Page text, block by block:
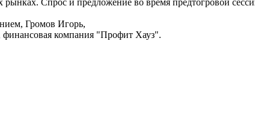
рынках. Спрос и предложение во время предтогровой
Громов Игорь,
финансовая компания "Профит Хауз".